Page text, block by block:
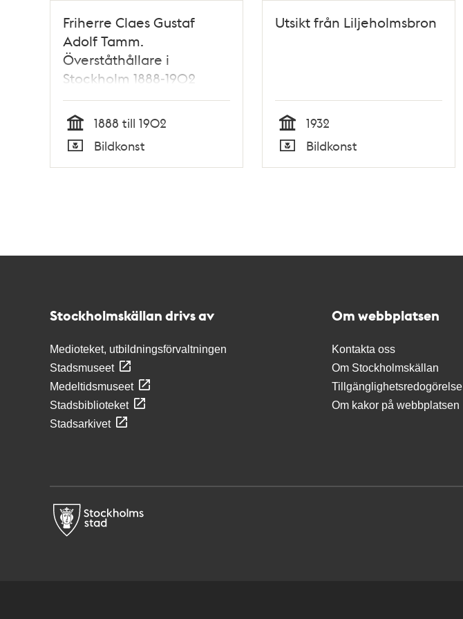
Friherre Claes Gustaf
Adolf Tamm.
Överståthållare i
Stockholm 1888-1902
Tid
1888 till 1902
Typ
Bildkonst
Utsikt från Liljeholmsbron
Tid
1932
Typ
Bildkonst
Stockholmskällan drivs av
Medioteket, utbildningsförvaltningen
Stadsmuseet
Medeltidsmuseet
Stadsbiblioteket
Stadsarkivet
Om webbplatsen
Kontakta oss
Om Stockholmskällan
Tillgänglighetsredogörelse
Om kakor på webbplatsen